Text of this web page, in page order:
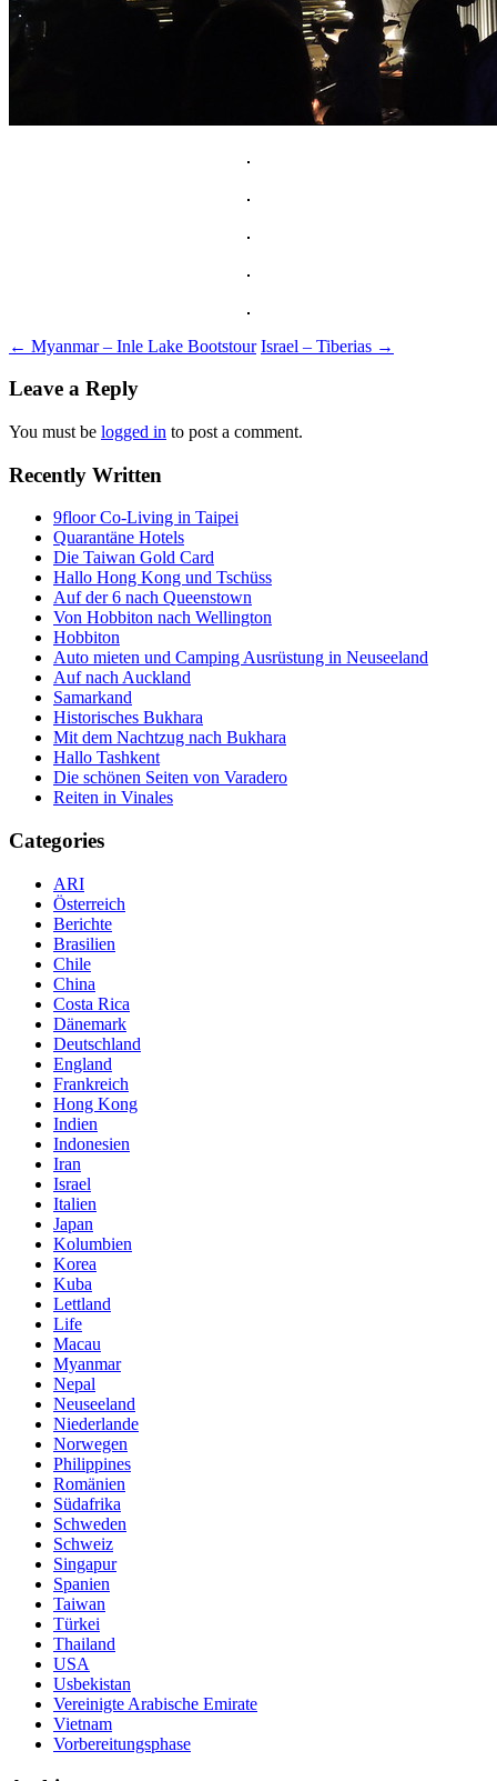
Post
navigation
← Myanmar – Inle Lake Bootstour Israel – Tiberias →
Leave a Reply
You must be logged in to post a comment.
Recently Written
9floor Co-Living in Taipei
Quarantäne Hotels
Die Taiwan Gold Card
Hallo Hong Kong und Tschüss
Auf der 6 nach Queenstown
Von Hobbiton nach Wellington
Hobbiton
Auto mieten und Camping Ausrüstung in Neuseeland
Auf nach Auckland
Samarkand
Historisches Bukhara
Mit dem Nachtzug nach Bukhara
Hallo Tashkent
Die schönen Seiten von Varadero
Reiten in Vinales
Categories
ARI
Österreich
Berichte
Brasilien
Chile
China
Costa Rica
Dänemark
Deutschland
England
Frankreich
Hong Kong
Indien
Indonesien
Iran
Israel
Italien
Japan
Kolumbien
Korea
Kuba
Lettland
Life
Macau
Myanmar
Nepal
Neuseeland
Niederlande
Norwegen
Philippines
Romänien
Südafrika
Schweden
Schweiz
Singapur
Spanien
Taiwan
Türkei
Thailand
USA
Usbekistan
Vereinigte Arabische Emirate
Vietnam
Vorbereitungsphase